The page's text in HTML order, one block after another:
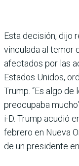
Esta decisión, dijo
vinculada al temor
afectados por las
Estados Unidos,
Trump. “Es algo
preocupaba
i-D. Trump acudió
febrero en Nueva
de un presidente